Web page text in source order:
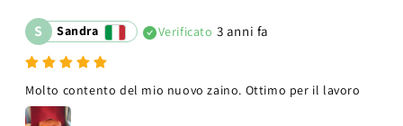
S Sandra Verificato 3 anni fa
Molto contento del mio nuovo zaino. Ottimo per il lavoro